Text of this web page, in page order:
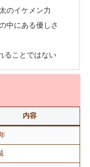
のイケメン力
中にある優しさ
ることではない
内容